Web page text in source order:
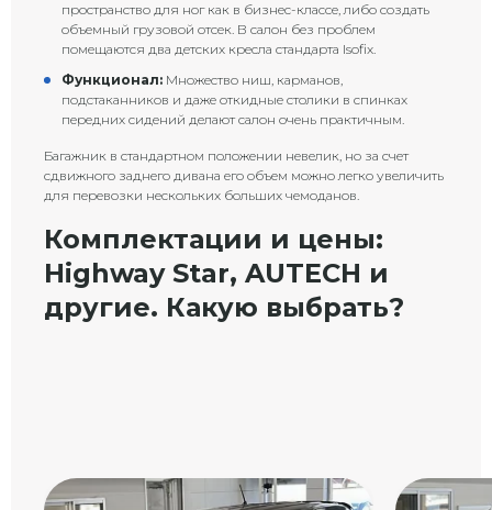
пространство для ног как в бизнес-классе, либо создать
объемный грузовой отсек. В салон без проблем
помещаются два детских кресла стандарта Isofix.
Функционал: Множество ниш, карманов,
подстаканников и даже откидные столики в спинках
передних сидений делают салон очень практичным.
Багажник в стандартном положении невелик, но за счет
сдвижного заднего дивана его объем можно легко увеличить
для перевозки нескольких больших чемоданов.
Комплектации и цены:
Highway Star, AUTECH и
другие. Какую выбрать?